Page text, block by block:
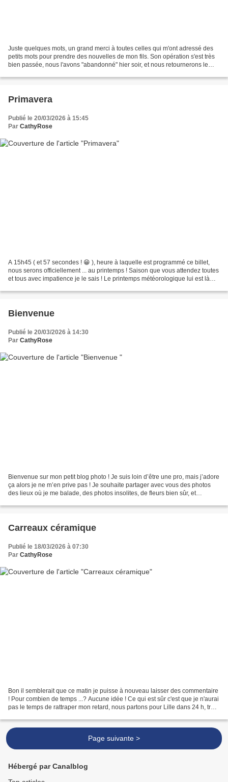
Juste quelques mots, un grand merci à toutes celles qui m'ont adressé des
petits mots pour prendre des nouvelles de mon fils. Son opération s'est très
bien passée, nous l'avons "abandonné" hier soir, et nous retournerons le
Primavera
Publié le 20/03/2026 à 15:45
Par CathyRose
A 15h45 ( et 57 secondes ! 😁 ), heure à laquelle est programmé ce billet,
nous serons officiellement ... au printemps ! Saison que vous attendez toutes
et tous avec impatience je le sais ! Le printemps météorologique lui est là
Bienvenue
Publié le 20/03/2026 à 14:30
Par CathyRose
Bienvenue sur mon petit blog photo ! Je suis loin d’être une pro, mais j’adore
ça alors je ne m’en prive pas ! Je souhaite partager avec vous des photos
des lieux où je me balade, des photos insolites, de fleurs bien sûr, et
Carreaux céramique
Publié le 18/03/2026 à 07:30
Par CathyRose
Bon il semblerait que ce matin je puisse à nouveau laisser des commentaire
! Pour combien de temps ...? Aucune idée ! Ce qui est sûr c'est que je n'aurai
pas le temps de rattraper mon retard, nous partons pour Lille dans 24 h, trop
Page suivante >
Hébergé par Canalblog